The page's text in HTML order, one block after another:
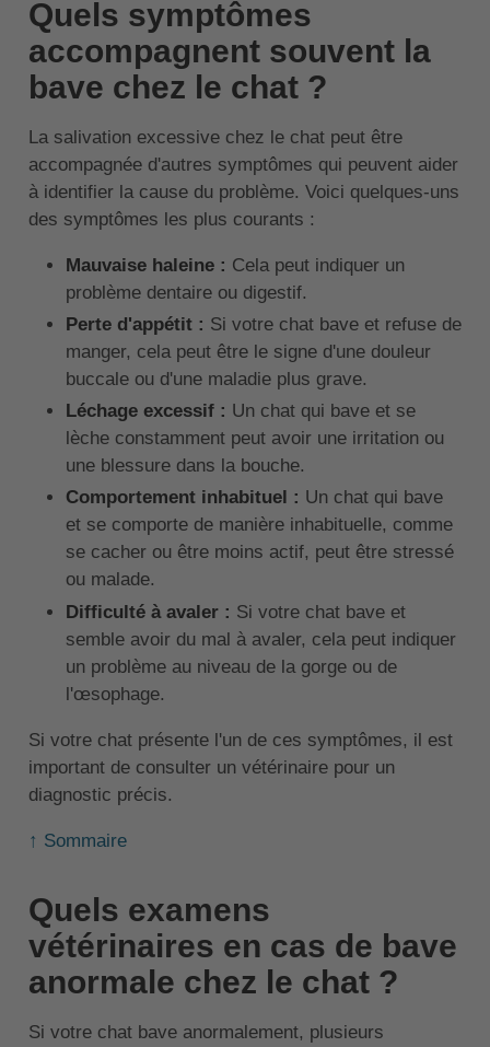
Quels symptômes
accompagnent souvent la
bave chez le chat ?
La salivation excessive chez le chat peut être
accompagnée d'autres symptômes qui peuvent aider
à identifier la cause du problème. Voici quelques-uns
des symptômes les plus courants :
Mauvaise haleine : Cela peut indiquer un
problème dentaire ou digestif.
Perte d'appétit : Si votre chat bave et refuse de
manger, cela peut être le signe d'une douleur
buccale ou d'une maladie plus grave.
Léchage excessif : Un chat qui bave et se
lèche constamment peut avoir une irritation ou
une blessure dans la bouche.
Comportement inhabituel : Un chat qui bave
et se comporte de manière inhabituelle, comme
se cacher ou être moins actif, peut être stressé
ou malade.
Difficulté à avaler : Si votre chat bave et
semble avoir du mal à avaler, cela peut indiquer
un problème au niveau de la gorge ou de
l'œsophage.
Si votre chat présente l'un de ces symptômes, il est
important de consulter un vétérinaire pour un
diagnostic précis.
↑ Sommaire
Quels examens
vétérinaires en cas de bave
anormale chez le chat ?
Si votre chat bave anormalement, plusieurs